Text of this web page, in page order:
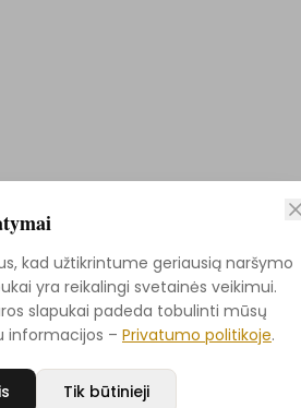
kad užtikrintume geriausią naršymo
yra reikalingi svetainės veikimui.
slapukai padeda tobulinti mūsų
informacijos – Privatumo politikoje.
Tik būtinieji